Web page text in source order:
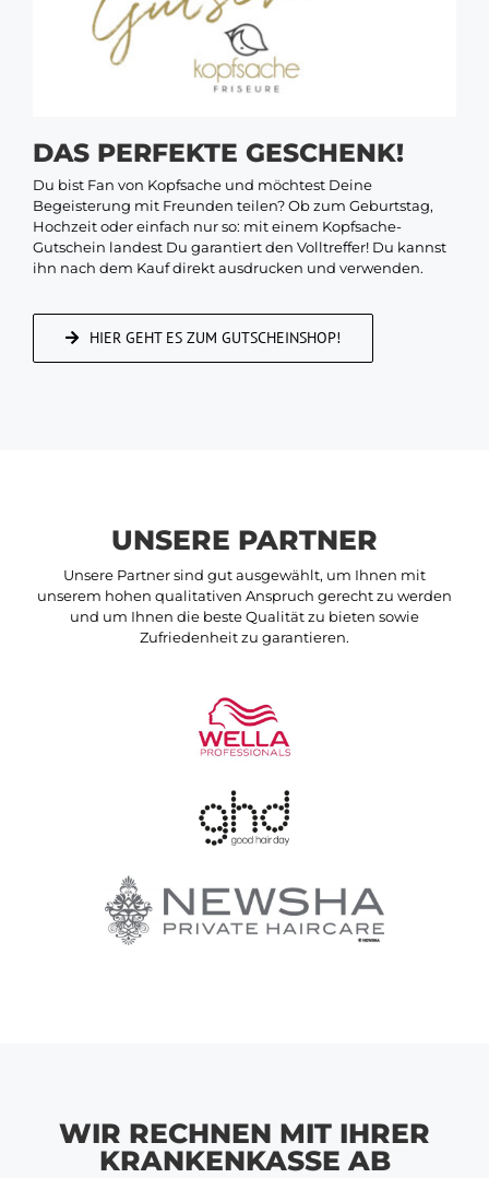
DAS PERFEKTE GESCHENK!
Du bist Fan von Kopfsache und möchtest Deine
Begeisterung mit Freunden teilen? Ob zum Geburtstag,
Hochzeit oder einfach nur so: mit einem Kopfsache-
Gutschein landest Du garantiert den Volltreffer! Du kannst
ihn nach dem Kauf direkt ausdrucken und verwenden.
HIER GEHT ES ZUM GUTSCHEINSHOP!
UNSERE PARTNER
Unsere Partner sind gut ausgewählt, um Ihnen mit
unserem hohen qualitativen Anspruch gerecht zu werden
und um Ihnen die beste Qualität zu bieten sowie
Zufriedenheit zu garantieren.
WIR RECHNEN MIT IHRER
KRANKENKASSE AB